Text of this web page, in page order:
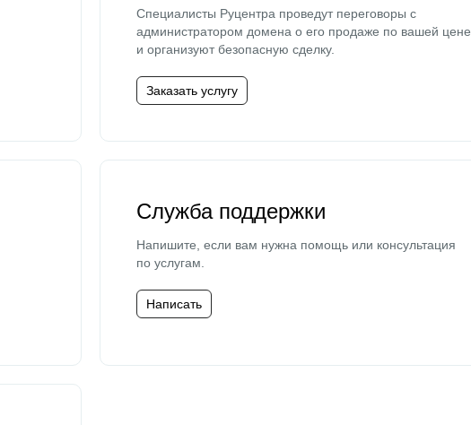
Специалисты Руцентра проведут переговоры с
администратором домена о его продаже по вашей цене
и организуют безопасную сделку.
Заказать услугу
Служба поддержки
Напишите, если вам нужна помощь или консультация
по услугам.
Написать